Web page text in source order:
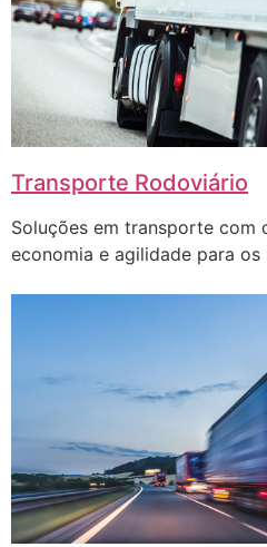
Transporte Rodoviário
Soluções em transporte com
economia e agilidade para os